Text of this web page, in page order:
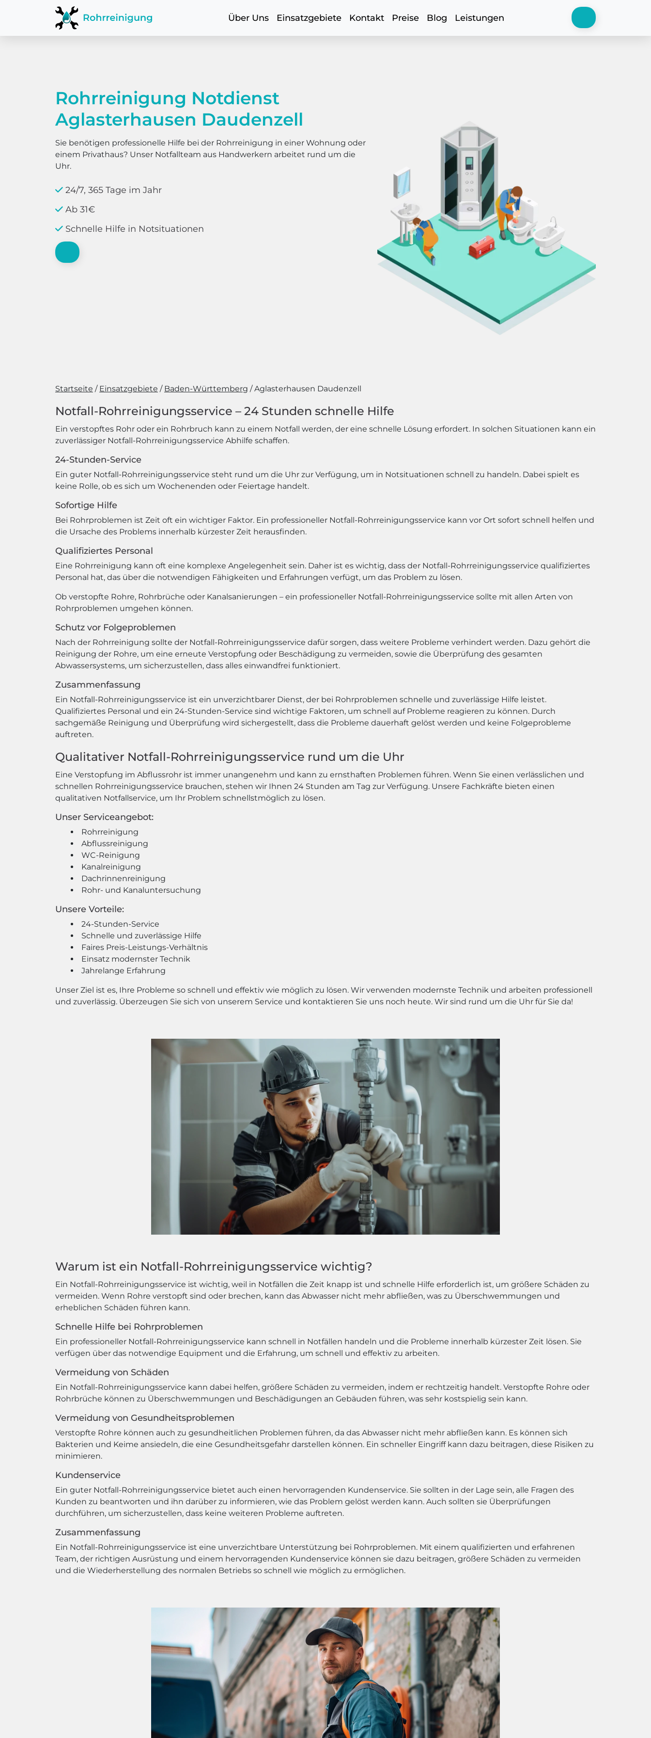
Über Uns Einsatzgebiete Kontakt Preise Blog Leistungen
Rohrreinigung Notdienst
Aglasterhausen Daudenzell
Sie benötigen professionelle Hilfe bei der Rohrreinigung in einer Wohnung oder
einem Privathaus? Unser Notfallteam aus Handwerkern arbeitet rund um die
Uhr.
24/7, 365 Tage im Jahr
Ab 31€
Schnelle Hilfe in Notsituationen
Startseite Einsatzgebiete Baden-Württemberg Aglasterhausen Daudenzell
Notfall-Rohrreinigungsservice – 24 Stunden schnelle Hilfe
Ein verstopftes Rohr oder ein Rohrbruch kann zu einem Notfall werden, der eine schnelle Lösung erfordert. In solchen Situationen kann ein
zuverlässiger Notfall-Rohrreinigungsservice Abhilfe schaffen.
24-Stunden-Service
Ein guter Notfall-Rohrreinigungsservice steht rund um die Uhr zur Verfügung, um in Notsituationen schnell zu handeln. Dabei spielt es
keine Rolle, ob es sich um Wochenenden oder Feiertage handelt.
Sofortige Hilfe
Bei Rohrproblemen ist Zeit oft ein wichtiger Faktor. Ein professioneller Notfall-Rohrreinigungsservice kann vor Ort sofort schnell helfen und
die Ursache des Problems innerhalb kürzester Zeit herausfinden.
Qualifiziertes Personal
Eine Rohrreinigung kann oft eine komplexe Angelegenheit sein. Daher ist es wichtig, dass der Notfall-Rohrreinigungsservice qualifiziertes
Personal hat, das über die notwendigen Fähigkeiten und Erfahrungen verfügt, um das Problem zu lösen.
Ob verstopfte Rohre, Rohrbrüche oder Kanalsanierungen – ein professioneller Notfall-Rohrreinigungsservice sollte mit allen Arten von
Rohrproblemen umgehen können.
Schutz vor Folgeproblemen
Nach der Rohrreinigung sollte der Notfall-Rohrreinigungsservice dafür sorgen, dass weitere Probleme verhindert werden. Dazu gehört die
Reinigung der Rohre, um eine erneute Verstopfung oder Beschädigung zu vermeiden, sowie die Überprüfung des gesamten
Abwassersystems, um sicherzustellen, dass alles einwandfrei funktioniert.
Zusammenfassung
Ein Notfall-Rohrreinigungsservice ist ein unverzichtbarer Dienst, der bei Rohrproblemen schnelle und zuverlässige Hilfe leistet.
Qualifiziertes Personal und ein 24-Stunden-Service sind wichtige Faktoren, um schnell auf Probleme reagieren zu können. Durch
sachgemäße Reinigung und Überprüfung wird sichergestellt, dass die Probleme dauerhaft gelöst werden und keine Folgeprobleme
auftreten.
Qualitativer Notfall-Rohrreinigungsservice rund um die Uhr
Eine Verstopfung im Abflussrohr ist immer unangenehm und kann zu ernsthaften Problemen führen. Wenn Sie einen verlässlichen und
schnellen Rohrreinigungsservice brauchen, stehen wir Ihnen 24 Stunden am Tag zur Verfügung. Unsere Fachkräfte bieten einen
qualitativen Notfallservice, um Ihr Problem schnellstmöglich zu lösen.
Unser Serviceangebot:
Rohrreinigung
Abflussreinigung
WC-Reinigung
Kanalreinigung
Dachrinnenreinigung
Rohr- und Kanaluntersuchung
Unsere Vorteile:
24-Stunden-Service
Schnelle und zuverlässige Hilfe
Faires Preis-Leistungs-Verhältnis
Einsatz modernster Technik
Jahrelange Erfahrung
Unser Ziel ist es, Ihre Probleme so schnell und effektiv wie möglich zu lösen. Wir verwenden modernste Technik und arbeiten professionell
und zuverlässig. Überzeugen Sie sich von unserem Service und kontaktieren Sie uns noch heute. Wir sind rund um die Uhr für Sie da!
Warum ist ein Notfall-Rohrreinigungsservice wichtig?
Ein Notfall-Rohrreinigungsservice ist wichtig, weil in Notfällen die Zeit knapp ist und schnelle Hilfe erforderlich ist, um größere Schäden zu
vermeiden. Wenn Rohre verstopft sind oder brechen, kann das Abwasser nicht mehr abfließen, was zu Überschwemmungen und
erheblichen Schäden führen kann.
Schnelle Hilfe bei Rohrproblemen
Ein professioneller Notfall-Rohrreinigungsservice kann schnell in Notfällen handeln und die Probleme innerhalb kürzester Zeit lösen. Sie
verfügen über das notwendige Equipment und die Erfahrung, um schnell und effektiv zu arbeiten.
Vermeidung von Schäden
Ein Notfall-Rohrreinigungsservice kann dabei helfen, größere Schäden zu vermeiden, indem er rechtzeitig handelt. Verstopfte Rohre oder
Rohrbrüche können zu Überschwemmungen und Beschädigungen an Gebäuden führen, was sehr kostspielig sein kann.
Vermeidung von Gesundheitsproblemen
Verstopfte Rohre können auch zu gesundheitlichen Problemen führen, da das Abwasser nicht mehr abfließen kann. Es können sich
Bakterien und Keime ansiedeln, die eine Gesundheitsgefahr darstellen können. Ein schneller Eingriff kann dazu beitragen, diese Risiken zu
minimieren.
Kundenservice
Ein guter Notfall-Rohrreinigungsservice bietet auch einen hervorragenden Kundenservice. Sie sollten in der Lage sein, alle Fragen des
Kunden zu beantworten und ihn darüber zu informieren, wie das Problem gelöst werden kann. Auch sollten sie Überprüfungen
durchführen, um sicherzustellen, dass keine weiteren Probleme auftreten.
Zusammenfassung
Ein Notfall-Rohrreinigungsservice ist eine unverzichtbare Unterstützung bei Rohrproblemen. Mit einem qualifizierten und erfahrenen
Team, der richtigen Ausrüstung und einem hervorragenden Kundenservice können sie dazu beitragen, größere Schäden zu vermeiden
und die Wiederherstellung des normalen Betriebs so schnell wie möglich zu ermöglichen.